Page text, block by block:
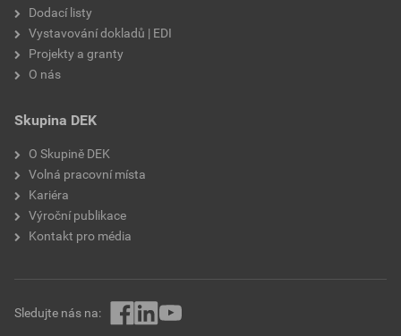
Dodací listy
Vystavování dokladů | EDI
Projekty a granty
O nás
Skupina DEK
O Skupině DEK
Volná pracovní místa
Kariéra
Výroční publikace
Kontakt pro média
Sledujte nás na: